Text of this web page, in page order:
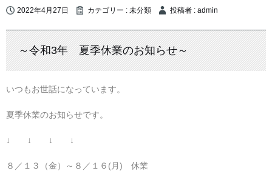
2022年4月27日 カテゴリー : 未分類 投稿者 : admin
～令和3年 夏季休業のお知らせ～
いつもお世話になっています。
夏季休業のお知らせです。
↓ ↓ ↓ ↓
８／１３（金）～８／１６(月) 休業